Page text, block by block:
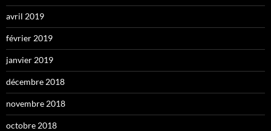
avril 2019
février 2019
janvier 2019
décembre 2018
novembre 2018
octobre 2018